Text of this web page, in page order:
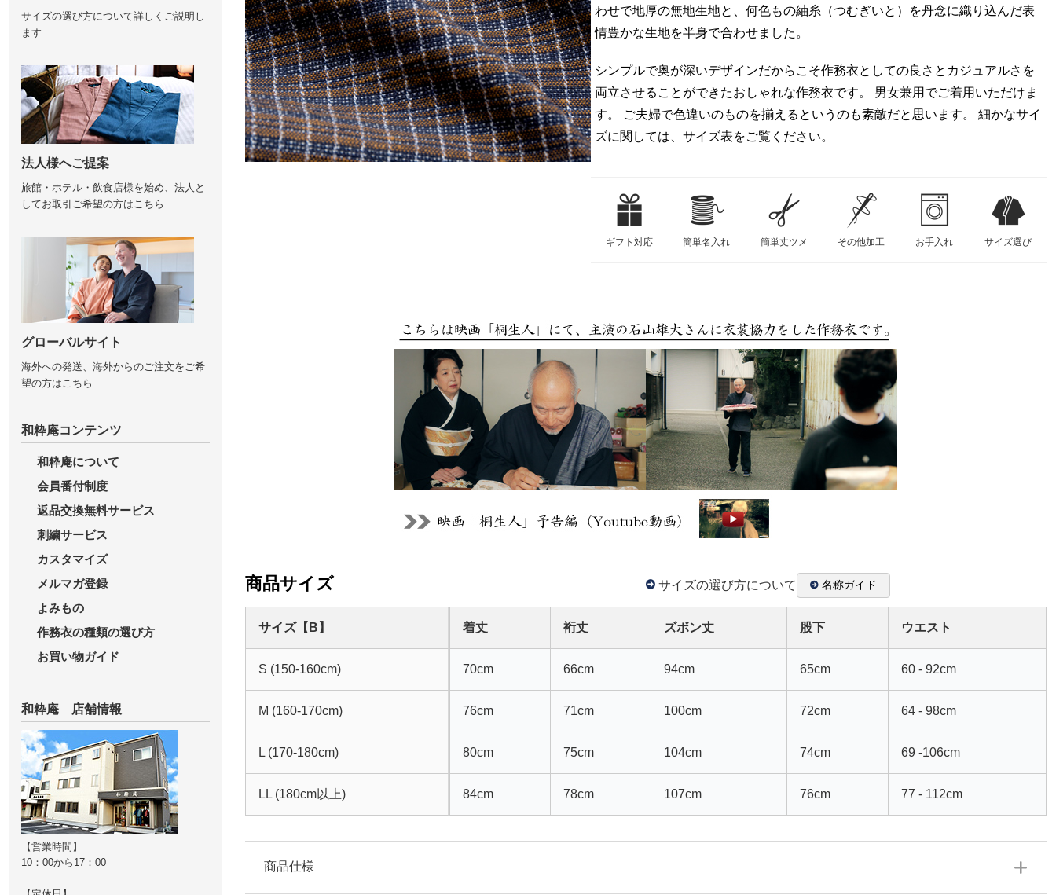
わせで地厚の無地生地と、何色もの紬糸（つむぎいと）を丹念に織り込んだ表
情豊かな生地を半身で合わせました。
シンプルで奥が深いデザインだからこそ作務衣としての良さとカジュアルさを
両立させることができたおしゃれな作務衣です。 男女兼用でご着用いただけま
す。 ご夫婦で色違いのものを揃えるというのも素敵だと思います。 細かなサイ
ズに関しては、サイズ表をご覧ください。
ギフト対応 簡単名入れ 簡単丈ツメ その他加工 お手入れ サイズ選び
商品サイズ サイズの選び方について 名称ガイド
サイズ【B】 着丈 裄丈 ズボン丈 股下 ウエスト
S (150-160cm) 70cm 66cm 94cm 65cm 60 - 92cm
M (160-170cm) 76cm 71cm 100cm 72cm 64 - 98cm
L (170-180cm) 80cm 75cm 104cm 74cm 69 -106cm
LL (180cm以上) 84cm 78cm 107cm 76cm 77 - 112cm
商品仕様
サイズの選び方について詳しくご説明し
ます
法人様へご提案
旅館・ホテル・飲食店様を始め、法人と
してお取引ご希望の方はこちら
グローバルサイト
海外への発送、海外からのご注文をご希
望の方はこちら
和粋庵コンテンツ
和粋庵について
会員番付制度
返品交換無料サービス
刺繍サービス
カスタマイズ
メルマガ登録
よみもの
作務衣の種類の選び方
お買い物ガイド
和粋庵 店舗情報
【営業時間】
10：00から17：00